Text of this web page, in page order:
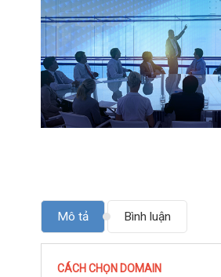
Mô tả Bình luận
CÁCH CHỌN DOMAIN